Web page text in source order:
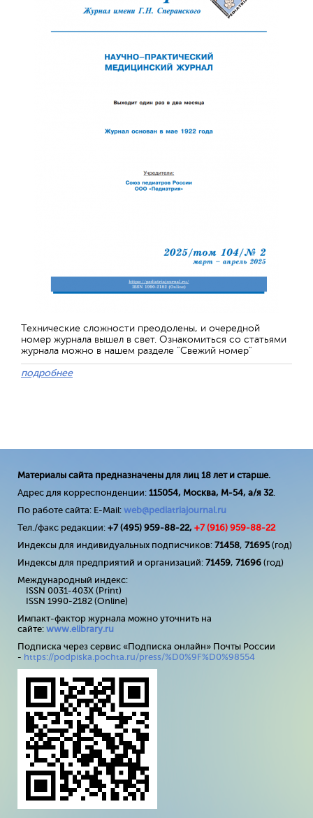
Технические сложности преодолены, и очередной
номер журнала вышел в свет. Ознакомиться со статьями
журнала можно в нашем разделе "Свежий номер"
подробнее
Материалы сайта предназначены для лиц 18 лет и старше.
Адрес для корреспонденции: 115054, Москва, М-54, а/я 32.
По работе сайта: E-Mail: web@pediatriajournal.ru
Тел./факс редакции: +7 (495) 959-88-22, +7 (916) 959-88-22
Индексы для индивидуальных подписчиков: 71458, 71695(год)
Индексы для предприятий и организаций: 71459, 71696 (год)
Международный индекс:
ISSN 0031-403X (Print)
ISSN 1990-2182 (Online)
Импакт-фактор журнала можно уточнить на
сайте: www.elibrary.ru
Подписка через сервис «Подписка онлайн» Почты России
- https://podpiska.pochta.ru/press/%D0%9F%D0%98554